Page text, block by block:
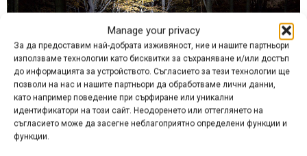
Manage your privacy
За да предоставим най-добрата изживяност, ние и нашите партньори
използваме технологии като бисквитки за съхраняване и/или достъп
до информацията за устройството. Съгласието за тези технологии ще
позволи на нас и нашите партньори да обработваме лични данни,
като например поведение при сърфиране или уникални
идентификатори на този сайт. Неодоренето или оттеглянето на
съгласието може да засегне неблагоприятно определени функции и
функции.